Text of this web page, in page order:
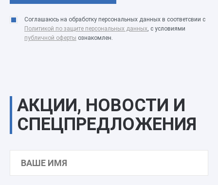
Соглашаюсь на обработку персональных данных в соответсвии с
Политикой по защите персональных данных, с условиями
публичной оферты ознакомлен.
АКЦИИ, НОВОСТИ И
СПЕЦПРЕДЛОЖЕНИЯ